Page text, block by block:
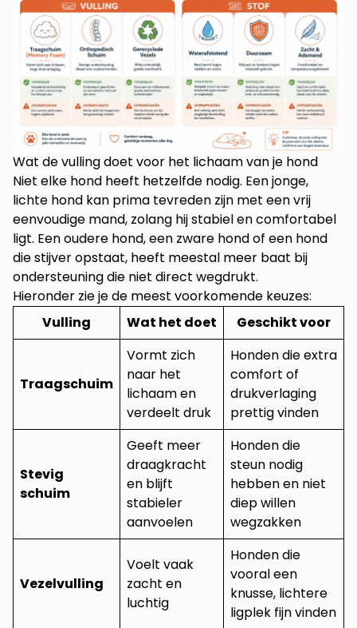
Wat de vulling doet voor het lichaam van je hond
Niet elke hond heeft hetzelfde nodig. Een jonge,
lichte hond kan prima tevreden zijn met een vrij
eenvoudige mand, zolang hij stabiel en comfortabel
ligt. Een oudere hond, een zware hond of een hond
die stijver opstaat, heeft meestal meer baat bij
ondersteuning die niet direct wegdrukt.
Hieronder zie je de meest voorkomende keuzes:
Vulling
Wat het doet Geschikt voor
Traagschuim
Vormt zich
naar het
lichaam en
verdeelt druk
Honden die extra
comfort of
drukverlaging
prettig vinden
Stevig
schuim
Geeft meer
draagkracht
en blijft
stabieler
aanvoelen
Honden die
steun nodig
hebben en niet
diep willen
wegzakken
Vezelvulling
Voelt vaak
zacht en
luchtig
Honden die
vooral een
knusse, lichtere
ligplek fijn vinden